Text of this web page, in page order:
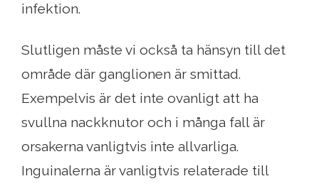
infektion.
Slutligen måste vi också ta hänsyn till det
område där ganglionen är smittad.
Exempelvis är det inte ovanligt att ha
svullna nackknutor och i många fall är
orsakerna vanligtvis inte allvarliga.
Inguinalerna är vanligtvis relaterade till